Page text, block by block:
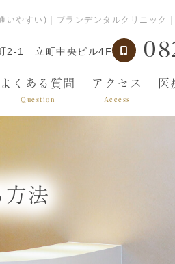
やすい)｜ブランデンタルクリニック
2-1 立町中央ビル4F
よくある質問
Question
アクセス
Access
医
方法